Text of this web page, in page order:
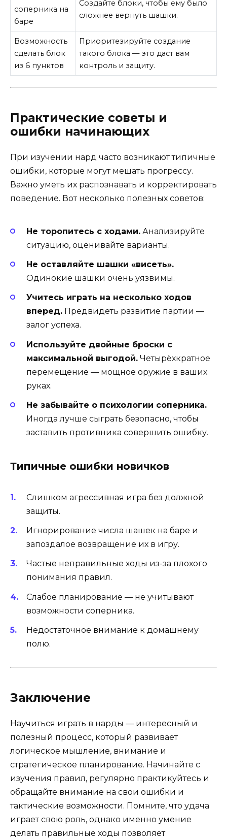
соперника на
баре
Создайте блоки, чтобы ему было
сложнее вернуть шашки.
Возможность
сделать блок
из 6 пунктов
Приоритезируйте создание
такого блока — это даст вам
контроль и защиту.
Практические советы и
ошибки начинающих
При изучении нард часто возникают типичные
ошибки, которые могут мешать прогрессу.
Важно уметь их распознавать и корректировать
поведение. Вот несколько полезных советов:
Не торопитесь с ходами. Анализируйте
ситуацию, оценивайте варианты.
Не оставляйте шашки «висеть».
Одинокие шашки очень уязвимы.
Учитесь играть на несколько ходов
вперед. Предвидеть развитие партии —
залог успеха.
Используйте двойные броски с
максимальной выгодой. Четырёхкратное
перемещение — мощное оружие в ваших
руках.
Не забывайте о психологии соперника.
Иногда лучше сыграть безопасно, чтобы
заставить противника совершить ошибку.
Типичные ошибки новичков
Слишком агрессивная игра без должной
защиты.
Игнорирование числа шашек на баре и
запоздалое возвращение их в игру.
Частые неправильные ходы из-за плохого
понимания правил.
Слабое планирование — не учитывают
возможности соперника.
Недостаточное внимание к домашнему
полю.
Заключение
Научиться играть в нарды — интересный и
полезный процесс, который развивает
логическое мышление, внимание и
стратегическое планирование. Начинайте с
изучения правил, регулярно практикуйтесь и
обращайте внимание на свои ошибки и
тактические возможности. Помните, что удача
играет свою роль, однако именно умение
делать правильные ходы позволяет